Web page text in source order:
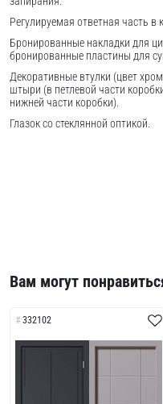
Регулируемая ответная часть в
Бронированные накладки для
бронированные пластины для
Декоративные втулки (цвет
штыри (в петлевой части
нижней части коробки).
Глазок со стеклянной оптикой.
Вам могут
332102